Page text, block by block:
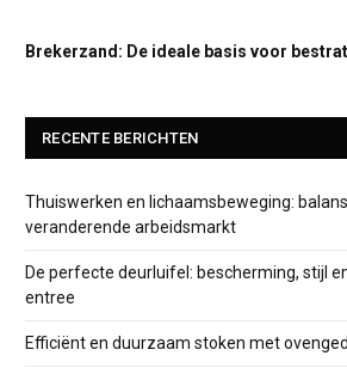
Brekerzand: De ideale basis voor
RECENTE BERICHTEN
Thuiswerken en lichaamsbeweging:
veranderende arbeidsmarkt
De perfecte deurluifel: bescherming, stijl
entree
Efficiënt en duurzaam stoken met